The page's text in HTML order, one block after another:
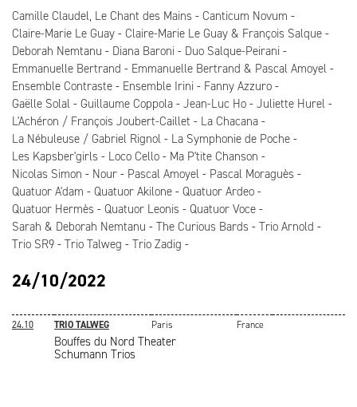
Camille Claudel, Le Chant des Mains
Canticum Novum
Claire-Marie Le Guay
Claire-Marie Le Guay & François Salque
Deborah Nemtanu
Diana Baroni
Duo Salque-Peirani
Emmanuelle Bertrand
Emmanuelle Bertrand & Pascal Amoyel
Ensemble Contraste
Ensemble Irini
Fanny Azzuro
Gaëlle Solal
Guillaume Coppola Jean-Luc Ho
Juliette Hurel
L'Achéron / François Joubert-Caillet
La Chacana
La Nébuleuse / Gabriel Rignol
La Symphonie de Poche
Les Kapsber'girls
Loco Cello
Ma P'tite Chanson
Nicolas Simon
Nour Pascal Amoyel
Pascal Moraguès
Quatuor A'dam
Quatuor Akilone
Quatuor Ardeo
Quatuor Hermès
Quatuor Leonis
Quatuor Voce
Sarah & Deborah Nemtanu
The Curious Bards
Trio Arnold
Trio SR9
Trio Talweg Trio Zadig
24/10/2022
24.10 TRIO TALWEG Paris France
Bouffes du Nord Theater
Schumann Trios